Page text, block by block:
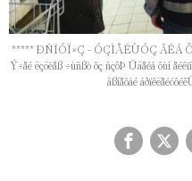
***** ÐÑÏÓÏ×Ç - ÓÇÌÅÉÙÓÇ ÃÉÁ
Ý÷åé ëçöèåß ÷ùñßò ôç ñçôÞ Üäåéá ôùí
ãßíåôáé